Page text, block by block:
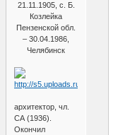
21.11.1905, с. Б.
Козлейка
Пензенской обл.
– 30.04.1986,
Челябинск
архитектор, чл.
СА (1936).
Окончил